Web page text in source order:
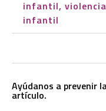
infantil,
infantil
Ayúdanos a prevenir
artículo.